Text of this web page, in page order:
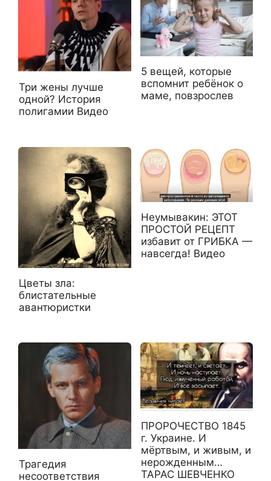
Три жены лучше
одной? История
полигамии Видео
5 вещей, которые
вспомнит ребёнок о
маме, повзрослев
Цветы зла:
блистательные
авантюристки
Неумывакин: ЭТОТ
ПРОСТОЙ РЕЦЕПТ
избавит от ГРИБКА —
навсегда! Видео
Трагедия
несоответствия
ПРОРОЧЕСТВО 1845
г. Украине. И
мёртвым, и живым, и
нерожденным…
ТАРАС ШЕВЧЕНКО